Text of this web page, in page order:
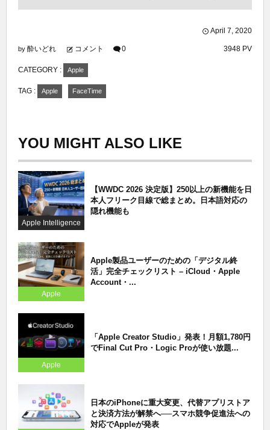
April 7, 2020
by 酔いどれ コメント 0 3948 PV
CATEGORY : Apple
TAG : Apple FaceTime
YOU MIGHT ALSO LIKE
Apple Intelligence
【WWDC 2026 決定版】250以上の新機能を日
本人フリーク目線で総まとめ。日本語対応の
隠れ機能も
Apple
Apple製品ユーザーのための「デジタル終
活」完全チェックリスト – iCloud・Apple
Account・...
Apple
「Apple Creator Studio」発表！月額1,780円
でFinal Cut Pro・Logic Proが使い放題...
日本のiPhoneに重大変更、代替アプリストア
と決済方法が解禁へ──スマホ競争促進法への
対応でAppleが発表